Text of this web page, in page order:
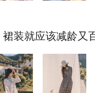
装就应该减龄又